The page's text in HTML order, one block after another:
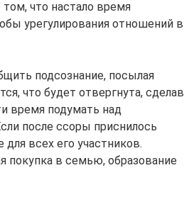
что настало время
урегулирования отношений в
подсознание, посылая
что будет отвергнута, сделав
время подумать над
после ссоры приснилось
всех его участников.
покупка в семью, образование